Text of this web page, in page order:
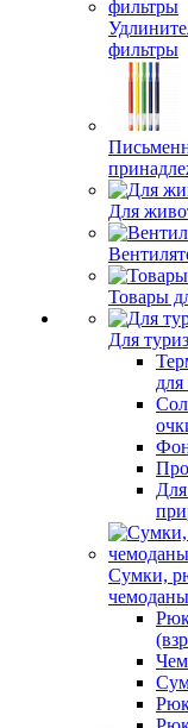
фильтры
Для
Товары
Для
Сумки,
чемоданы